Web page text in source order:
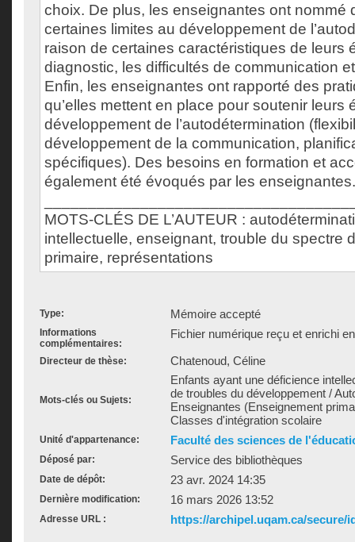
choix. De plus, les enseignantes ont nommé
certaines limites au développement de
raison de certaines caractéristiques de leurs
diagnostic, les difficultés de communication
Enfin, les enseignantes ont rapporté des
qu’elles mettent en place pour soutenir leurs
développement de l’autodétermination
développement de la communication,
spécifiques). Des besoins en formation et
également été évoqués par les enseignantes.
MOTS-CLÉS DE L’AUTEUR :
intellectuelle, enseignant, trouble du spectre
primaire, représentations
Type: Mémoire accepté
Informations
complémentaires:
Fichier numérique reçu et enrichi
Directeur de thèse: Chatenoud, Céline
Mots-clés ou Sujets:
Enfants ayant une déficience
de troubles du développement /
Enseignantes (Enseignement
Classes d'intégration scolaire
Unité d'appartenance: Faculté des sciences de
Déposé par: Service des bibliothèques
Date de dépôt: 23 avr. 2024 14:35
Dernière modification: 16 mars 2026 13:52
Adresse URL : https://archipel.uqam.ca/secure/